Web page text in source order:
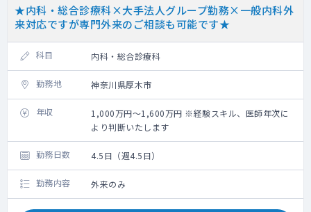
★内科・総合診療科×大手法人グループ勤務×一般内科外
来対応ですが専門外来のご相談も可能です★
科目 内科・総合診療科
勤務地 神奈川県厚木市
年収
1,000万円～1,600万円 ※経験スキル、医師年次に
より判断いたします
勤務日数 4.5日（週4.5日）
勤務内容 外来のみ